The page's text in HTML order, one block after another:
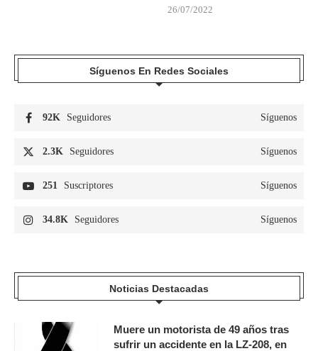
26/07/2022
Síguenos En Redes Sociales
92K Seguidores Síguenos
2.3K Seguidores Síguenos
251 Suscriptores Síguenos
34.8K Seguidores Síguenos
Noticias Destacadas
Muere un motorista de 49 años tras
sufrir un accidente en la LZ-208, en